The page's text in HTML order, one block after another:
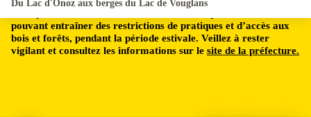
pouvant entraîner des restrictions de pratiques et d’accès aux
bois et forêts, pendant la période estivale. Veillez à rester
vigilant et consultez les informations sur le site de la préfecture.
Du Lac d'Onoz aux berges du Lac de Vouglans